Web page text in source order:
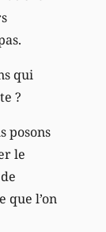
qui
?
posons
le
que l’on